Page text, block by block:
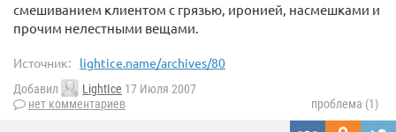
смешиванием клиентом с грязью, иронией, насмешками и
прочим нелестными вещами.
Источник: lightice.name/archives/80
Добавил LightIce 17 Июля 2007
нет комментариев
проблема (1)